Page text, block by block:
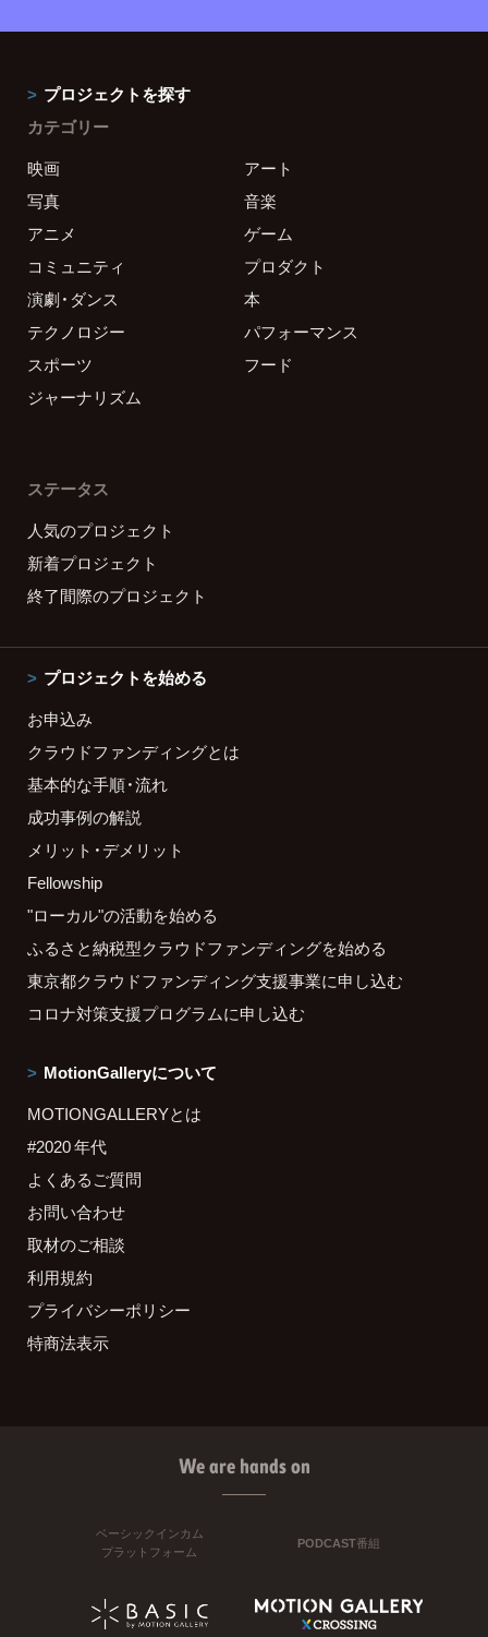
プロジェクトを探す
カテゴリー
映画
アート
写真
音楽
アニメ
ゲーム
コミュニティ
プロダクト
演劇・ダンス
本
テクノロジー
パフォーマンス
スポーツ
フード
ジャーナリズム
ステータス
人気のプロジェクト
新着プロジェクト
終了間際のプロジェクト
プロジェクトを始める
お申込み
クラウドファンディングとは
基本的な手順・流れ
成功事例の解説
メリット・デメリット
Fellowship
"ローカル"の活動を始める
ふるさと納税型クラウドファンディングを始める
東京都クラウドファンディング支援事業に申し込む
コロナ対策支援プログラムに申し込む
MotionGalleryについて
MOTIONGALLERYとは
#2020 年代
よくあるご質問
お問い合わせ
取材のご相談
利用規約
プライバシーポリシー
特商法表示
We are hands on
ベーシックインカム
プラットフォーム
PODCAST番組